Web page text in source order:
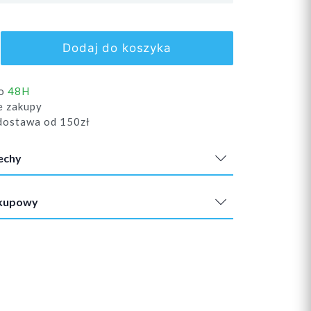
Dodaj do koszyka
48H
zakupy
od 150zł